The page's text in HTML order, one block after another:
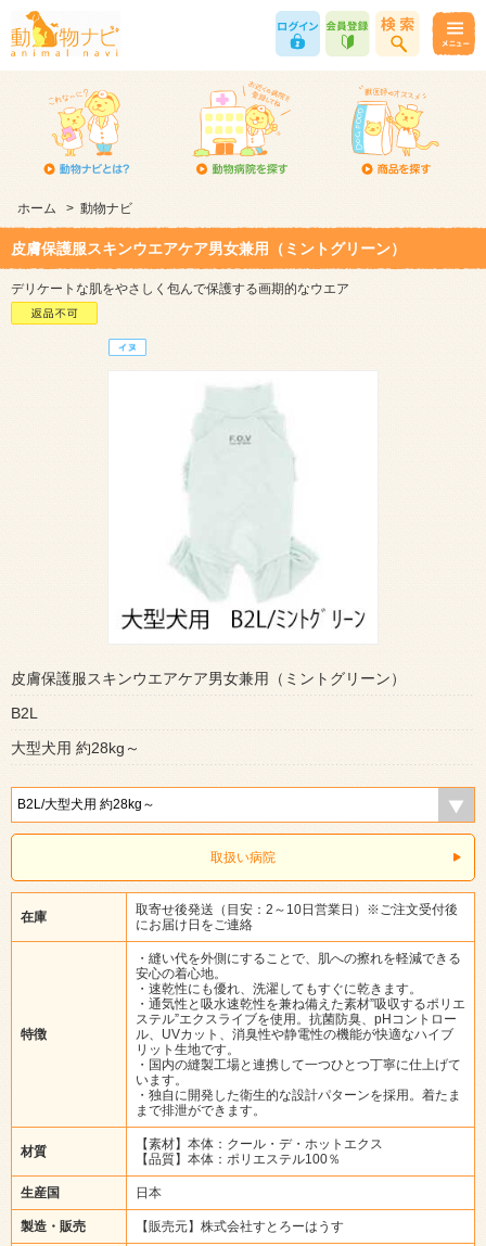
ホーム > 動物ナビ
皮膚保護服スキンウエアケア男女兼用（ミントグリーン）
デリケートな肌をやさしく包んで保護する画期的なウエア
皮膚保護服スキンウエアケア男女兼用（ミントグリーン）
B2L
大型犬用 約28kg～
取扱い病院
在庫
取寄せ後発送（目安：2～10日営業日）※ご注文受付後
にお届け日をご連絡
特徴
・縫い代を外側にすることで、肌への擦れを軽減できる
安心の着心地。
・速乾性にも優れ、洗濯してもすぐに乾きます。
・通気性と吸水速乾性を兼ね備えた素材”吸収するポリエ
ステル”エクスライブを使用。抗菌防臭、pHコントロー
ル、UVカット、消臭性や静電性の機能が快適なハイブ
リット生地です。
・国内の縫製工場と連携して一つひとつ丁寧に仕上げて
います。
・独自に開発した衛生的な設計パターンを採用。着たま
まで排泄ができます。
材質
【素材】本体：クール・デ・ホットエクス
【品質】本体：ポリエステル100％
生産国 日本
製造・販売 【販売元】株式会社すとろーはうす